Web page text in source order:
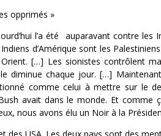
opprimés »
l’a été auparavant contre les
d’Amérique sont les
[…] Les sionistes contrôlent
diminue chaque jour. […]
comme celui à mettre sur le
avait dans le monde. Et comme
nous avons élu un Noir à la